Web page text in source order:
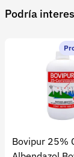
Podría
Bovipur 25%
Recuperar
Contacto
+57 323